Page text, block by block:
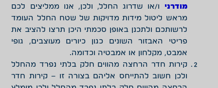
מודרני ו/או שדרוג החלל, ולכן, אנו ממליצים לכם
מראש ליטול מידות מדויקות של שטח החלל העומד
לרשותכם ולתכנן באופן סכמתי היכן תרצו להציב את
פריטי האבזור השונים כגון כיורים מעוצבים, גופי
אמבט, מקלחון או אמבטיה וכדומה.
קירות חדר הרחצה מהווים חלק בלתי נפרד מהחלל
ולכן חשוב להתייחס אליהם בצורה זו – קירות חדר